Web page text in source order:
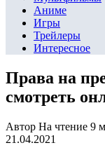
Аниме
Игры
Трейлеры
Интересное
Права на
смотреть
Автор На чтение 9
21.04.2021